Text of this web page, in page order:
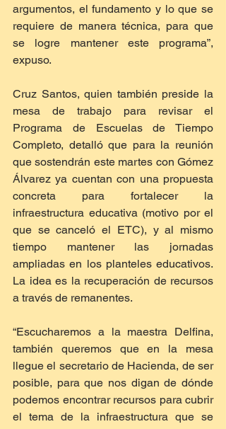
argumentos, el fundamento y lo que se
requiere de manera técnica, para que
se logre mantener este programa”,
expuso.
Cruz Santos, quien también preside la
mesa de trabajo para revisar el
Programa de Escuelas de Tiempo
Completo, detalló que para la reunión
que sostendrán este martes con Gómez
Álvarez ya cuentan con una propuesta
concreta para fortalecer la
infraestructura educativa (motivo por el
que se canceló el ETC), y al mismo
tiempo mantener las jornadas
ampliadas en los planteles educativos.
La idea es la recuperación de recursos
a través de remanentes.
“Escucharemos a la maestra Delfina,
también queremos que en la mesa
llegue el secretario de Hacienda, de ser
posible, para que nos digan de dónde
podemos encontrar recursos para cubrir
el tema de la infraestructura que se